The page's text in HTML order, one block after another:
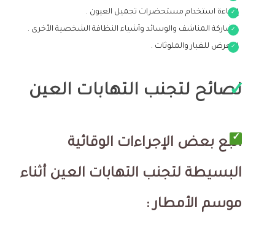
إساءة استخدام مستحضرات تجميل العيون .
مشاركة المناشف والوسائد وأشياء النظافة الشخصية الأخرى .
التعرض للغبار والملوثات .
نصائح لتجنب التهابات العين
اتبع بعض الإجراءات الوقائية
البسيطة لتجنب التهابات العين أثناء
موسم الأمطار :